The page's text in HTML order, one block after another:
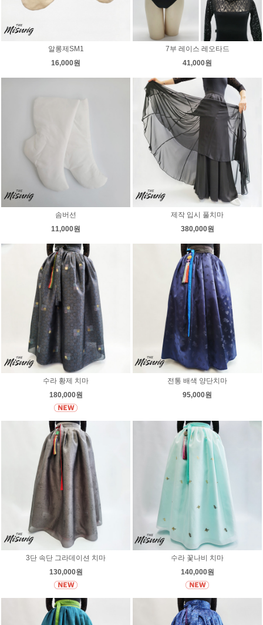
알롱제SM1
16,000원
7부 레이스 레오타드
41,000원
솜버선
11,000원
제작 입시 풀치마
380,000원
수라 황제 치마
180,000원
전통 배색 양단치마
95,000원
3단 속단 그라데이션 치마
130,000원
수라 꽃나비 치마
140,000원